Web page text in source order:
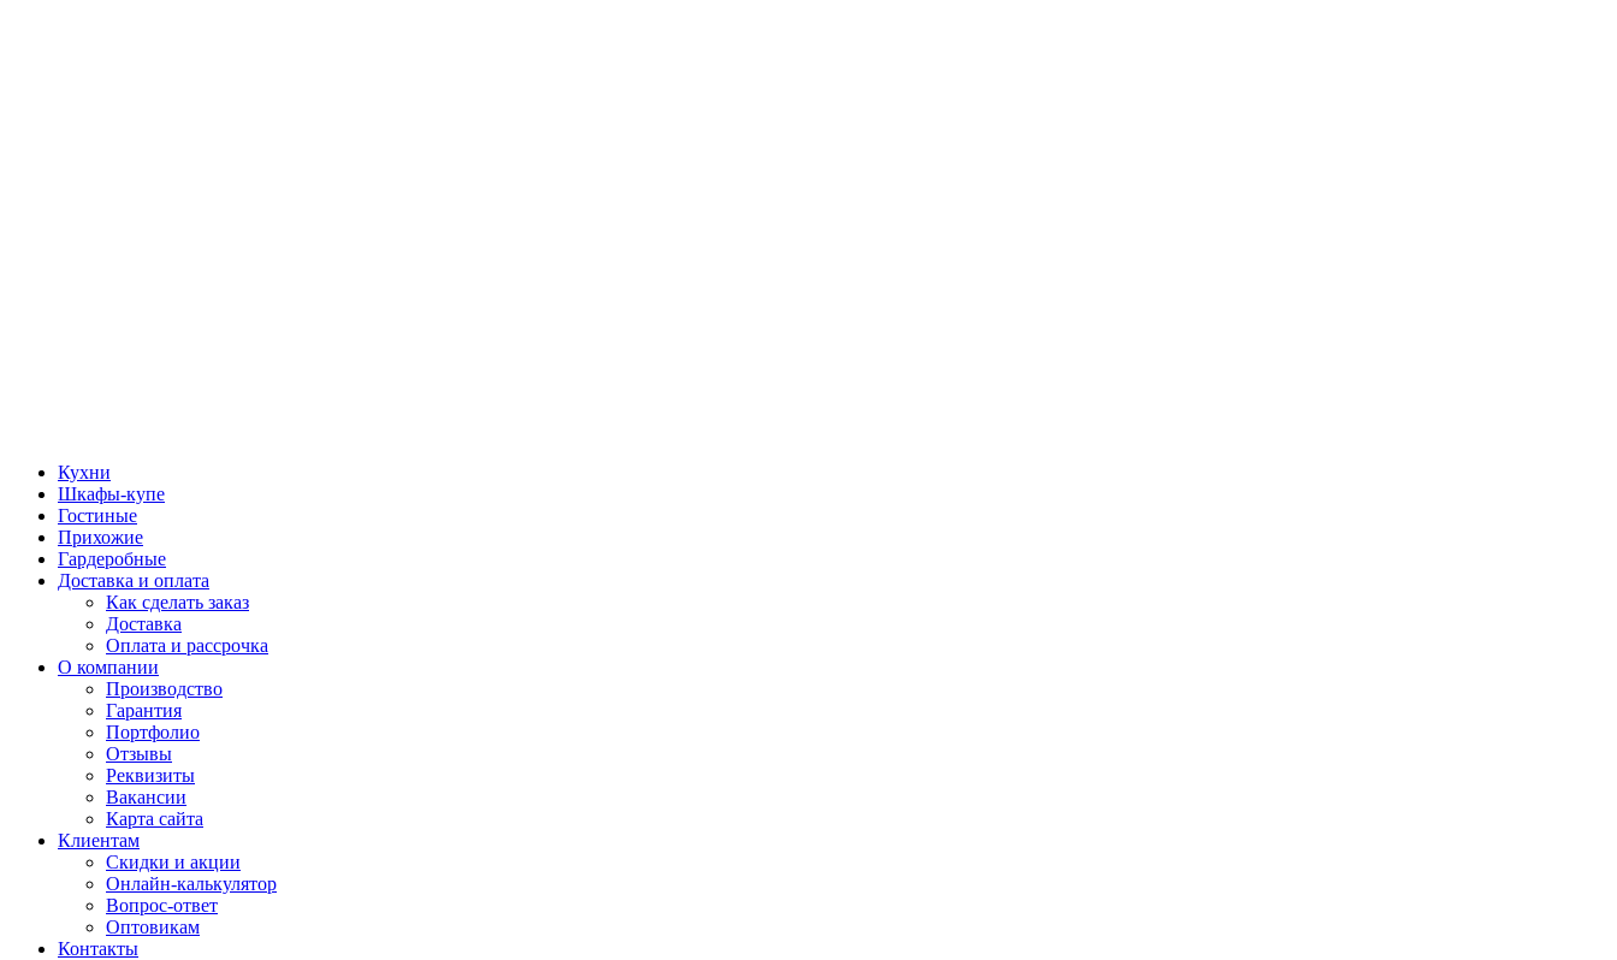
Кухни
Шкафы-купе
Гостиные
Прихожие
Гардеробные
Доставка и оплата
Как сделать заказ
Доставка
Оплата и рассрочка
О компании
Производство
Гарантия
Портфолио
Отзывы
Реквизиты
Вакансии
Карта сайта
Клиентам
Скидки и акции
Онлайн-калькулятор
Вопрос-ответ
Оптовикам
Контакты